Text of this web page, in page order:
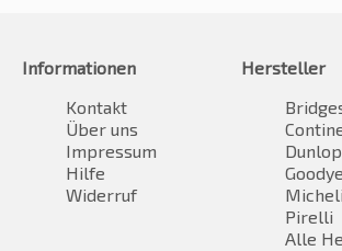
Informationen
Kontakt
Über uns
Impressum
Hilfe
Widerruf
Hersteller
Dunlop
Pirelli
Alle